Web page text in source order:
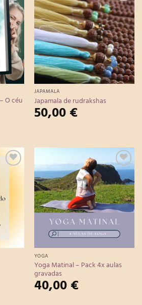
de
O céu
Adicionar
à Lista de
Desejos
JAPAMALA
Japamala de rudrakshas
50,00€
Adicionar
à Lista de
Desejos
YOGA
Yoga Matinal – Pack 4x aulas
gravadas
40,00€